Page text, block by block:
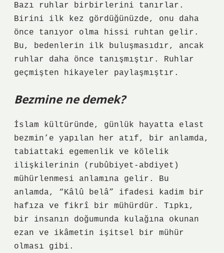
Bazı ruhlar birbirlerini tanırlar.
Birini ilk kez gördüğünüzde, onu daha
önce tanıyor olma hissi ruhtan gelir.
Bu, bedenlerin ilk buluşmasıdır, ancak
ruhlar daha önce tanışmıştır. Ruhlar
geçmişten hikayeler paylaşmıştır.
Bezmine ne demek?
İslam kültüründe, günlük hayatta elast
bezmin’e yapılan her atıf, bir anlamda,
tabiattaki egemenlik ve kölelik
ilişkilerinin (rubûbiyet-abdiyet)
mühürlenmesi anlamına gelir. Bu
anlamda, “Kâlû belâ” ifadesi kadim bir
hafıza ve fikrî bir mühürdür. Tıpkı,
bir insanın doğumunda kulağına okunan
ezan ve ikâmetin işitsel bir mühür
olması gibi.